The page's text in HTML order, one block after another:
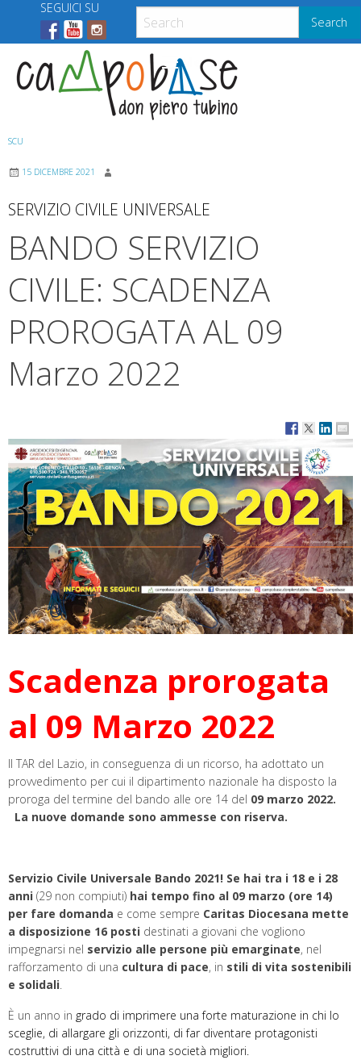
content
Search
SEGUICI SU
Menu
SCU
15 DICEMBRE 2021
SERVIZIO CIVILE UNIVERSALE
BANDO SERVIZIO
CIVILE: SCADENZA
PROROGATA AL 09
Marzo 2022
Scadenza prorogata
al 09 Marzo 2022
Il TAR del Lazio, in conseguenza di un ricorso, ha adottato un
provvedimento per cui il dipartimento nazionale ha disposto la
proroga del termine del bando alle ore 14 del 09 marzo 2022.
La nuove domande sono ammesse con riserva.
Servizio Civile Universale Bando 2021! Se hai tra i 18 e i 28
anni (29 non compiuti) hai tempo fino al 09 marzo (ore 14)
per fare domanda e come sempre Caritas Diocesana mette
a disposizione 16 posti destinati a giovani che vogliono
impegnarsi nel servizio alle persone più emarginate, nel
rafforzamento di una cultura di pace, in stili di vita sostenibili
e solidali.
È un anno in grado di imprimere una forte maturazione in chi lo
sceglie, di allargare gli orizzonti, di far diventare protagonisti
costruttivi di una città e di una società migliori.